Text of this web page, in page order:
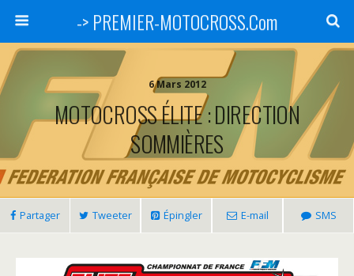
-> PREMIER-MOTOCROSS.Com
6 Mars 2012
MOTOCROSS ÉLITE : DIRECTION
SOMMIÈRES
Partager Tweeter Épingler E-mail SMS